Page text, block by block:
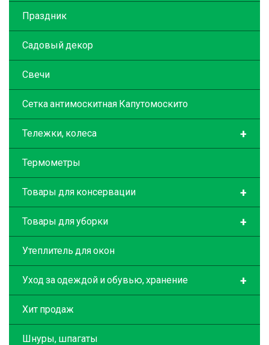
Праздник
Садовый декор
Свечи
Сетка антимоскитная Капутомоскито
+
Тележки, колеса
Термометры
+
Товары для консервации
+
Товары для уборки
Утеплитель для окон
+
Уход за одеждой и обувью, хранение
Хит продаж
Шнуры, шпагаты